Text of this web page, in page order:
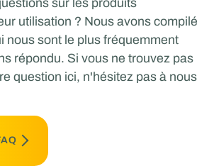
sur les produits
utilisation ? Nous avons compilé
nous sont le plus fréquemment
répondu. Si vous ne trouvez pas
question ici, n'hésitez pas à nous